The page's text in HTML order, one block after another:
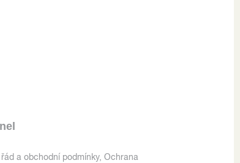
a obchodní podmínky, Ochrana